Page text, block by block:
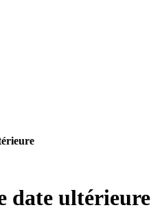
date ultérieure